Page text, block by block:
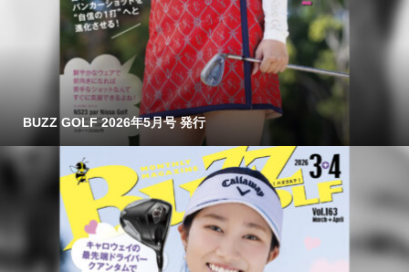
BUZZ GOLF 2026年5月号 発行